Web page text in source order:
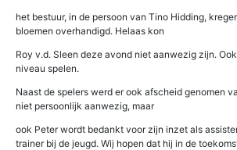
het bestuur, in de persoon van Tino Hidding,
bloemen overhandigd. Helaas kon
Roy v.d. Sleen deze avond niet aanwezig zijn.
niveau spelen.
Naast de spelers werd er ook afscheid genomen
niet persoonlijk aanwezig, maar
ook Peter wordt bedankt voor zijn inzet als
trainer bij de jeugd. Wij hopen dat hij in de